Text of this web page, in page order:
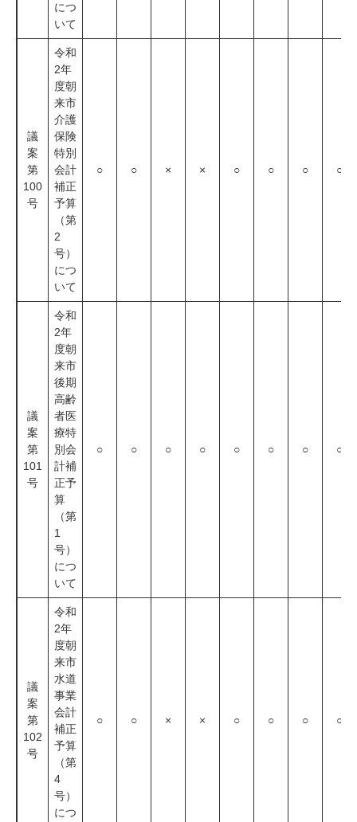
につ
いて
議
案
第
100
号
令和
2年
度朝
来市
介護
保険
特別
会計
補正
予算
（第
2
号）
につ
いて
○ ○ × × ○ ○ ○ ○
議
案
第
101
号
令和
2年
度朝
来市
後期
高齢
者医
療特
別会
計補
正予
算
（第
1
号）
につ
いて
○ ○ ○ ○ ○ ○ ○ ○
議
案
第
102
号
令和
2年
度朝
来市
水道
事業
会計
補正
予算
（第
4
号）
につ
○ ○ × × ○ ○ ○ ○